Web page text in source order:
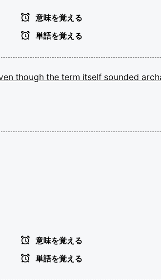
意味を覚える
単語を覚える
though the term itself sounded
意味を覚える
単語を覚える